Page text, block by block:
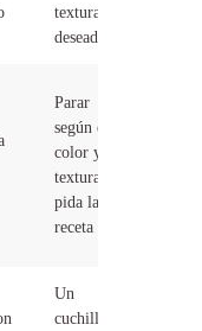
textura
deseada
Parar
según el
color y la
textura que
pida la
receta
Un
cuchillo